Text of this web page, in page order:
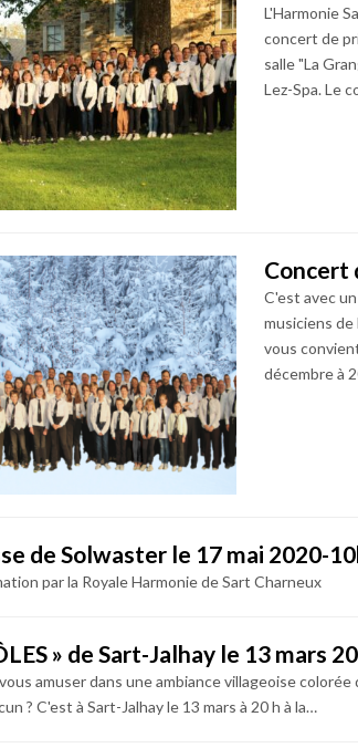
L'Harmonie
concert de
salle "La
Lez-Spa. Le
Concert
C'est avec
musiciens de
vous
décembre à
de Solwaster le 17 mai 2020-
par la Royale Harmonie de Sart Charneux
» de Sart-Jalhay le 13 mars
amuser dans une ambiance villageoise
? C'est à Sart-Jalhay le 13 mars à 20 h à la…